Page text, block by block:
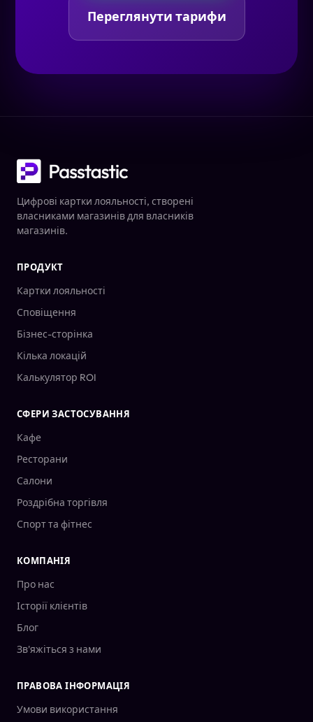
Переглянути тарифи
Цифрові картки лояльності, створені
власниками магазинів для власників
магазинів.
ПРОДУКТ
Картки лояльності
Сповіщення
Бізнес-сторінка
Кілька локацій
Калькулятор ROI
СФЕРИ ЗАСТОСУВАННЯ
Кафе
Ресторани
Салони
Роздрібна торгівля
Спорт та фітнес
КОМПАНІЯ
Про нас
Історії клієнтів
Блог
Зв'яжіться з нами
ПРАВОВА ІНФОРМАЦІЯ
Умови використання